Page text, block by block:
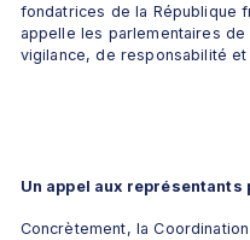
fondatrices de la République
appelle les parlementaires
vigilance, de responsabilité
Un appel aux représentants
Concrètement, la